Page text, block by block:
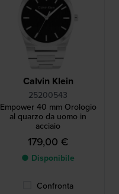
Calvin Klein
25200543
Empower 40 mm Orologio
al quarzo da uomo in
acciaio
179,00 €
● Disponibile
Confronta